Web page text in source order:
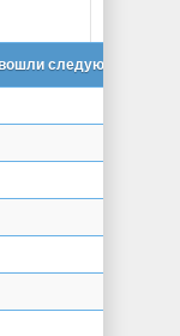
следующие